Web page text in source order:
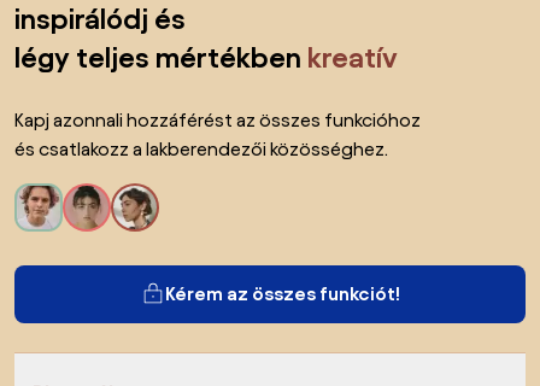
inspirálódj és
légy teljes mértékben kreatív
Kapj azonnali hozzáférést az összes funkcióhoz
és csatlakozz a lakberendezői közösséghez.
Kérem az összes funkciót!